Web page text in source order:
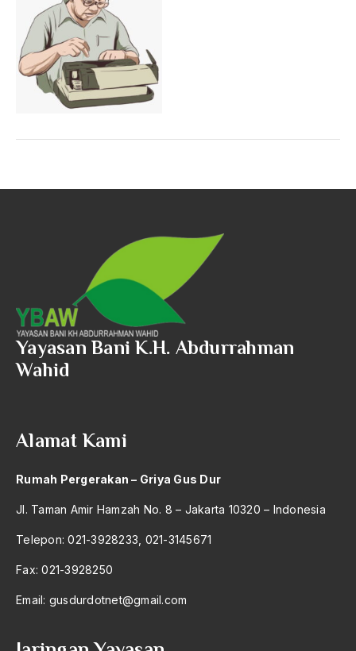
Yayasan Bani K.H. Abdurrahman
Wahid
Alamat Kami
Rumah Pergerakan – Griya Gus Dur
Jl. Taman Amir Hamzah No. 8 – Jakarta 10320 – Indonesia
Telepon: 021-3928233, 021-3145671
Fax: 021-3928250
Email: gusdurdotnet@gmail.com